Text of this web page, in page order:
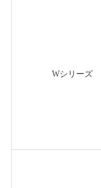
Wシリーズ